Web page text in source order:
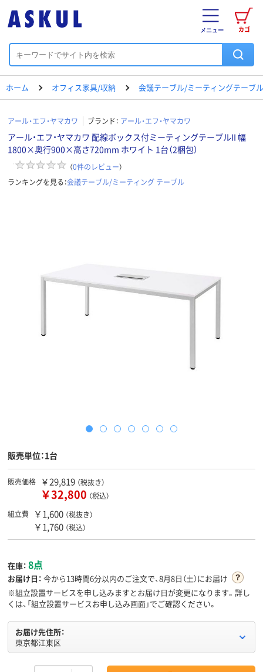
カゴ
メニュー
ホーム オフィス家具/収納 会議テーブル/ミーティングテーブル
アール・エフ・ヤマカワ ブランド： アール・エフ・ヤマカワ
アール・エフ・ヤマカワ 配線ボックス付ミーティングテーブルII 幅
1800×奥行900×高さ720mm ホワイト 1台（2梱包）
（0件のレビュー）
ランキングを見る：会議テーブル/ミーティング テーブル
販売単位：1台
販売価格 ￥29,819 （税抜き）
￥32,800 （税込）
組立費
￥1,600 （税抜き）
￥1,760 （税込）
在庫： 8点
お届け日： 今から13時間6分以内のご注文で、8月8日（土）にお届け
※組立設置サービスを申し込みますとお届け日が変更になります。詳し
くは、「組立設置サービスお申し込み画面」でご確認ください。
お届け先住所：
東京都江東区